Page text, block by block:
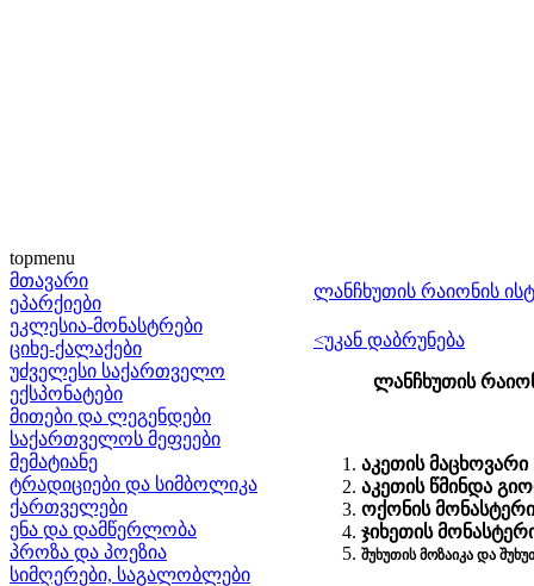
topmenu
მთავარი
ეპარქიები
ეკლესია-მონასტრები
ციხე-ქალაქები
უძველესი საქართველო
ექსპონატები
მითები და ლეგენდები
საქართველოს მეფეები
მემატიანე
ტრადიციები და სიმბოლიკა
ქართველები
ენა და დამწერლობა
პროზა და პოეზია
სიმღერები, საგალობლები
ლანჩხუთის რაიონის
<უკან დაბრუნება
ლანჩხუთის
აკეთის მაცხოვარი
აკეთის წმინდა
ოქონის მონასტერი
ჯიხეთის
შუხუთის მოზაიკა და